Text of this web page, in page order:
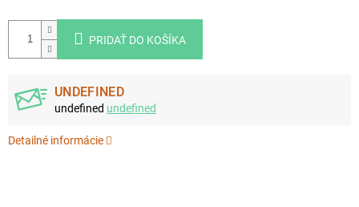
PRIDAŤ DO KOŠÍKA
UNDEFINED
undefined undefined
Detailné informácie